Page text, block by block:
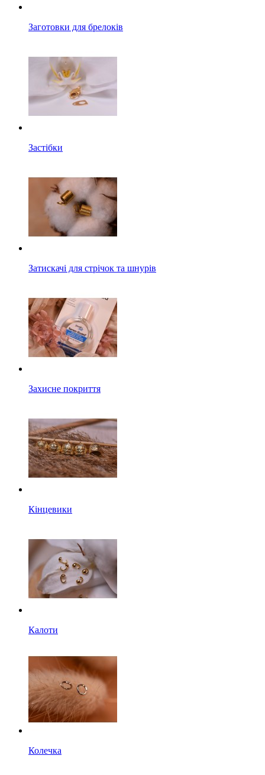
Заготовки для брелоків
Застібки
Затискачі для стрічок та шнурів
Захисне покриття
Кінцевики
Калоти
Колечка